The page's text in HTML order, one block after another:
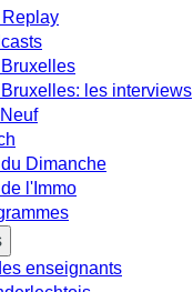
Replay
les interviews
Neuf
Dimanche
l'Immo
enseignants